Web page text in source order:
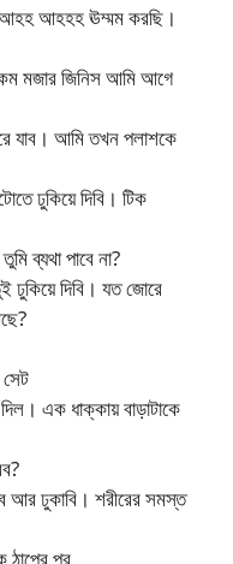
আহহহ ঊম্মম করছি।
মজার জিনিস আমি আগে
যাব। আমি তখন পলাশকে
ঢুকিয়ে দিবি। টিক
ব্যথা পাবে না?
দিবি। যত জোরে
এক ধাক্কায় বাড়াটাকে
আর ঢুকাবি। শরীরের সমস্ত
পর